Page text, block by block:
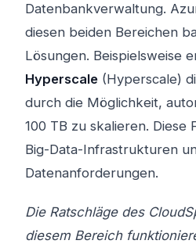
Datenbankverwaltung.
diesen beiden Bereichen
Lösungen. Beispielsweise
Hyperscale (Hyperscale)
durch die Möglichkeit,
100 TB zu skalieren. Diese
Big-Data-Infrastrukturen
Datenanforderungen.
Die Ratschläge des
diesem Bereich